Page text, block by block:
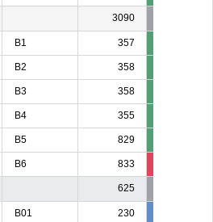
3090
B1 357
B2 358
B3 358
B4 355
B5 829
B6 833
625
B01 230